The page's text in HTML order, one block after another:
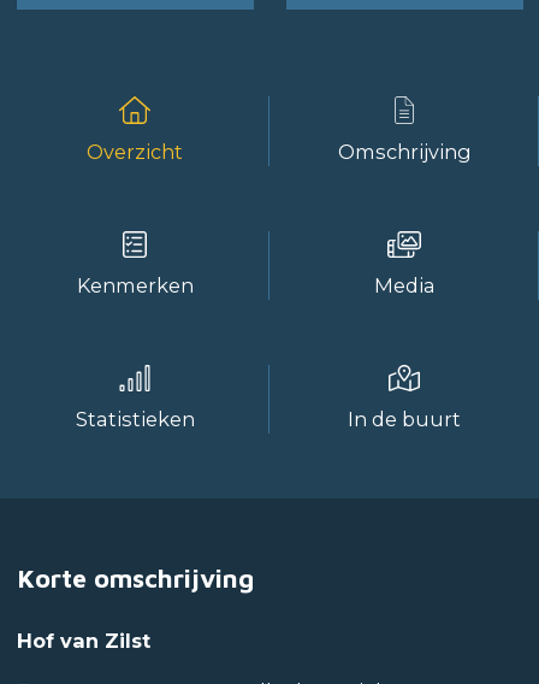
Overzicht Omschrijving
Kenmerken Media
Statistieken In de buurt
Korte omschrijving
Hof van Zilst